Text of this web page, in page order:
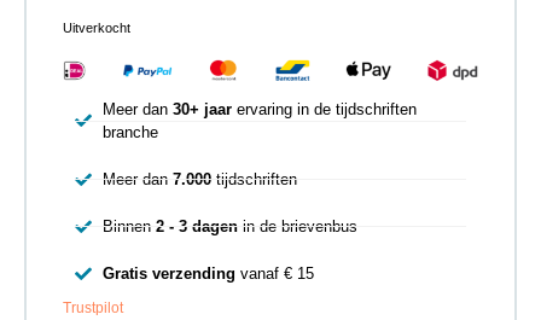
Uitverkocht
Meer dan 30+ jaarervaring in de tijdschriften
branche
Meer dan 7.000tijdschriften
Binnen 2 - 3 dagenin de brievenbus
Gratis verzending vanaf € 15
Trustpilot